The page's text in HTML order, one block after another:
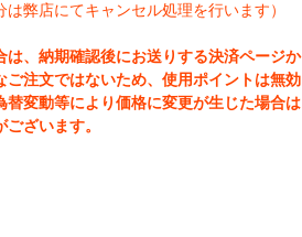
弊店にてキャンセル処理を行います）
、納期確認後にお送りする決済ページか
注文ではないため、使用ポイントは無効
変動等により価格に変更が生じた場合
ざいます。